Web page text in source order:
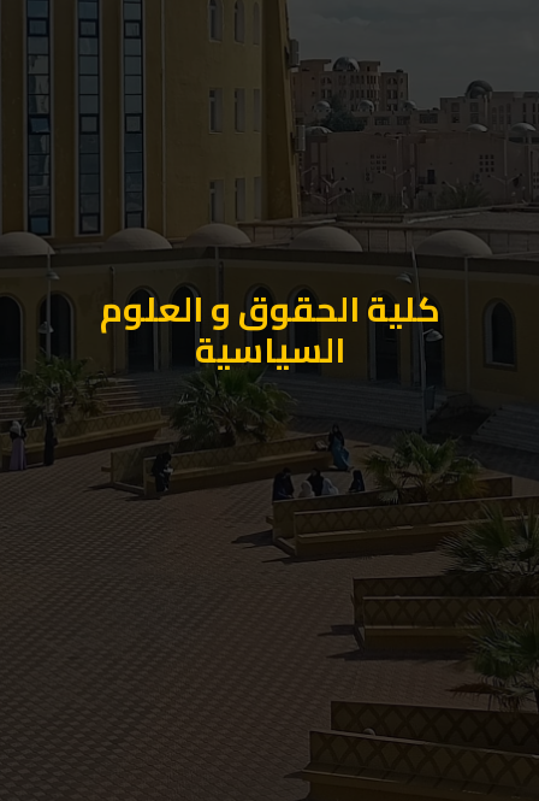
كلية الحقوق و العلوم
السياسية